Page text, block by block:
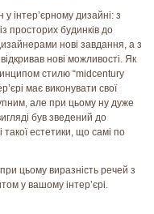
інтер’єрному дизайні: з
просторих будинків до
нові завдання, а з
нові можливості. Як
стилю “midcentury
має виконувати свої
але при цьому ну дуже
був зведений до
такої естетики, що самі по
цьому виразність речей з
у вашому інтер’єрі.